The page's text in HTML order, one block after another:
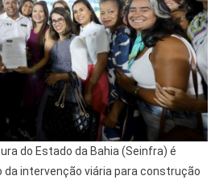
do Estado da Bahia (Seinfra) é
da intervenção viária para construção